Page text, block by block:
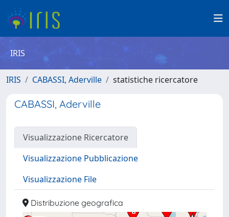
IRIS
IRIS CABASSI, Aderville statistiche ricercatore
CABASSI, Aderville
Visualizzazione Ricercatore
Visualizzazione Pubblicazione
Visualizzazione File
Distribuzione geografica